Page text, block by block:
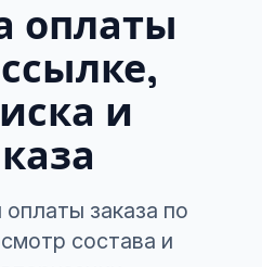
оплаты
и
заказа по
состава и